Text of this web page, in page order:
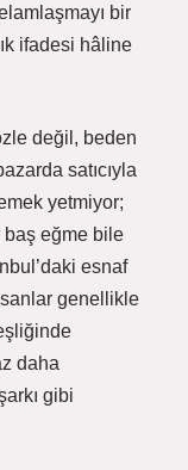
bir
ifadesi hâline
değil, beden
satıcıyla
yetmiyor;
baş eğme bile
esnaf
genellikle
daha
gibi